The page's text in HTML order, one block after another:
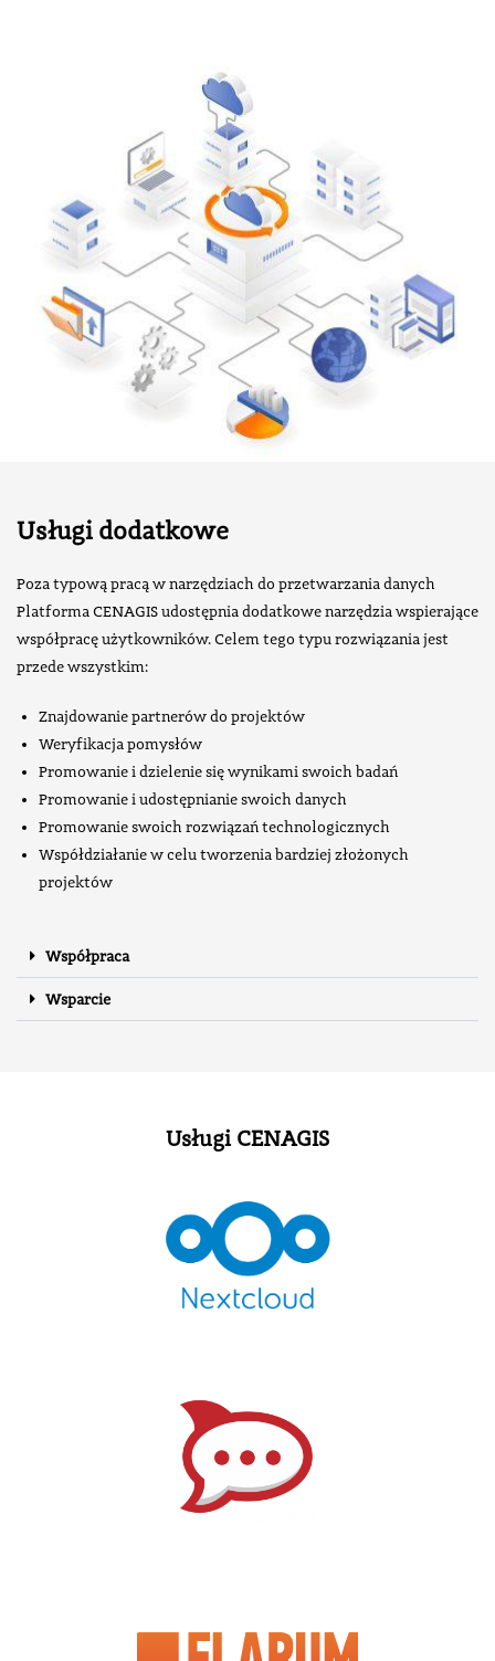
Usługi dodatkowe
Poza typową pracą w narzędziach do przetwarzania danych
Platforma CENAGIS udostępnia dodatkowe narzędzia wspierające
współpracę użytkowników. Celem tego typu rozwiązania jest
przede wszystkim:
Znajdowanie partnerów do projektów
Weryfikacja pomysłów
Promowanie i dzielenie się wynikami swoich badań
Promowanie i udostępnianie swoich danych
Promowanie swoich rozwiązań technologicznych
Współdziałanie w celu tworzenia bardziej złożonych
projektów
Współpraca
Wsparcie
Usługi CENAGIS